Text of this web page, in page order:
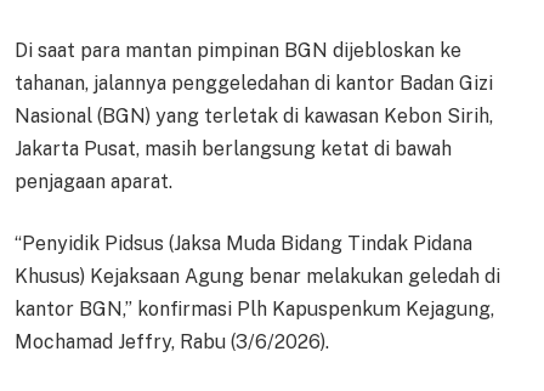
Di saat para mantan pimpinan BGN dijebloskan ke
tahanan, jalannya penggeledahan di kantor Badan Gizi
Nasional (BGN) yang terletak di kawasan Kebon Sirih,
Jakarta Pusat, masih berlangsung ketat di bawah
penjagaan aparat.
“Penyidik Pidsus (Jaksa Muda Bidang Tindak Pidana
Khusus) Kejaksaan Agung benar melakukan geledah di
kantor BGN,” konfirmasi Plh Kapuspenkum Kejagung,
Mochamad Jeffry, Rabu (3/6/2026).